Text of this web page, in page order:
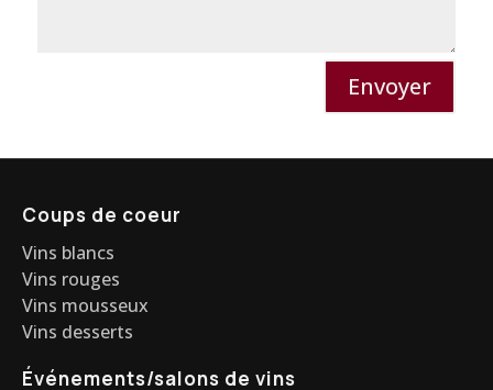
Envoyer
Coups de coeur
Vins blancs
Vins rouges
Vins mousseux
Vins desserts
Événements/salons de vins